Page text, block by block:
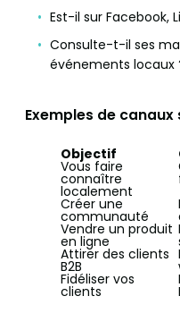
Est-il sur Facebook,
Consulte-t-il ses
événements locaux
Exemples de
Objectif
Vous faire
connaître
localement
Créer une
communauté
Vendre un produit
en ligne
Attirer des clients
B2B
Fidéliser vos
clients